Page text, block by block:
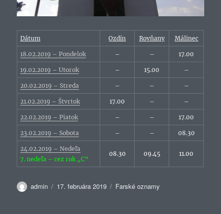
Dátum Ozdín Rovňany Málinec
18.02.2019 – Pondelok – – 17.00
19.02.2019 – Utorok – 15.00 –
20.02.2019 – Streda – – –
21.02.2019 – Štvrtok 17.00 – –
22.02.2019 – Piatok – – 17.00
23.02.2019 – Sobota – – 08.30
24.02.2019 – Nedeľa
7. nedeľa – cez rok „C“
08.30 09.45 11.00
Autor
admin Publikované
17. februára 2019 Kategórie
Farské oznamy